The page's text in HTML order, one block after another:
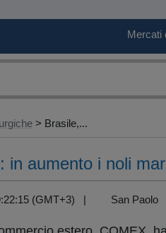
Mercati
> Brasile,...
in aumento i noli
(GMT+3) | San Paolo